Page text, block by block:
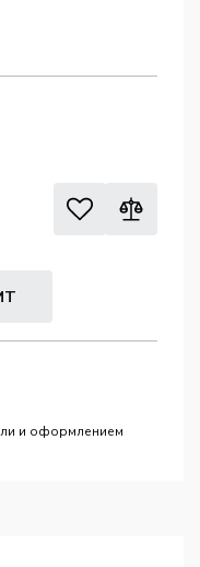
и оформлением